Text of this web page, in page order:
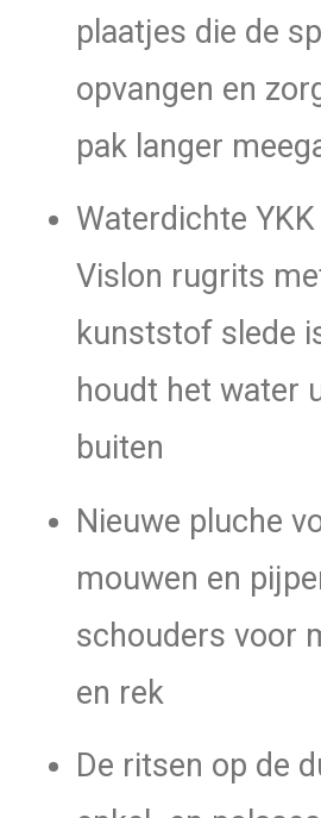
plaatjes die de
opvangen en
pak langer
Waterdichte YKK
Vislon rugrits
kunststof slede
houdt het water
buiten
Nieuwe pluche
mouwen en
schouders voor
en rek
De ritsen op de